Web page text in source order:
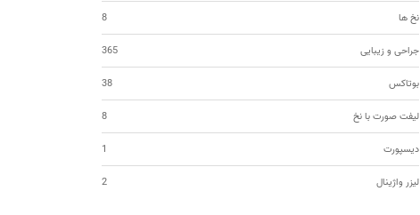
نخ ها 8
جراحی و زیبایی 365
بوتاکس 38
لیفت صورت با نخ 8
دیسپورت 1
لیزر واژینال 2